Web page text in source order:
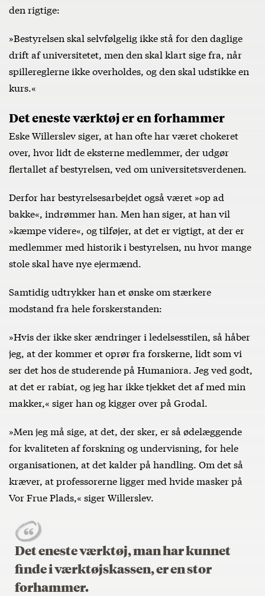
den rigtige:
»Bestyrelsen skal selvfølgelig ikke stå for den daglige
drift af universitetet, men den skal klart sige fra, når
spillereglerne ikke overholdes, og den skal udstikke en
kurs.«
Det eneste værktøj er en forhammer
Eske Willerslev siger, at han ofte har været chokeret
over, hvor lidt de eksterne medlemmer, der udgør
flertallet af bestyrelsen, ved om universitetsverdenen.
Derfor har bestyrelsesarbejdet også været »op ad
bakke«, indrømmer han. Men han siger, at han vil
»kæmpe videre«, og tilføjer, at det er vigtigt, at der er
medlemmer med historik i bestyrelsen, nu hvor mange
stole skal have nye ejermænd.
Samtidig udtrykker han et ønske om stærkere
modstand fra hele forskerstanden:
»Hvis der ikke sker ændringer i ledelsesstilen, så håber
jeg, at der kommer et oprør fra forskerne, lidt som vi
ser det hos de studerende på Humaniora. Jeg ved godt,
at det er rabiat, og jeg har ikke tjekket det af med min
makker,« siger han og kigger over på Grodal.
»Men jeg må sige, at det, der sker, er så ødelæggende
for kvaliteten af forskning og undervisning, for hele
organisationen, at det kalder på handling. Om det så
kræver, at professorerne ligger med hvide masker på
Vor Frue Plads,« siger Willerslev.
Det eneste værktøj, man har kunnet
finde i værktøjskassen, er en stor
forhammer.